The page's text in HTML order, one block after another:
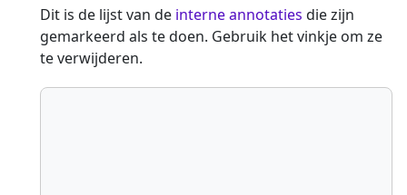
Dit is de lijst van de interne annotaties die zijn
gemarkeerd als te doen. Gebruik het vinkje om ze
te verwijderen.